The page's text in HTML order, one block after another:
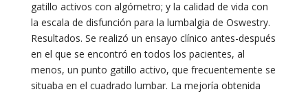
gatillo activos con algómetro; y la calidad de vida con
la escala de disfunción para la lumbalgia de Oswestry.
Resultados. Se realizó un ensayo clínico antes-después
en el que se encontró en todos los pacientes, al
menos, un punto gatillo activo, que frecuentemente se
situaba en el cuadrado lumbar. La mejoría obtenida